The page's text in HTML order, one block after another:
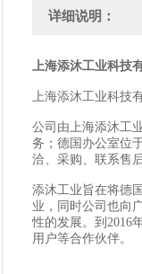
详细说明：
上海添沐工业科技
上海添沐工业科技
公司由上海添沐工
务；德国办公室位
洽、采购、联系售
添沐工业旨在将德
业，同时公司也向
性的发展。到2016
用户等合作伙伴。